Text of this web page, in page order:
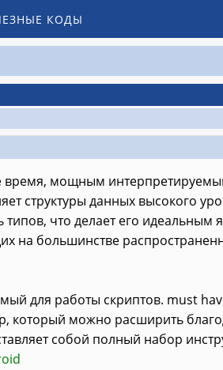
КОДЫ
время, мощным
структуры данных высокого
типов, что делает его
на большинстве
для работы скриптов. must
который можно расширить
собой полный набор